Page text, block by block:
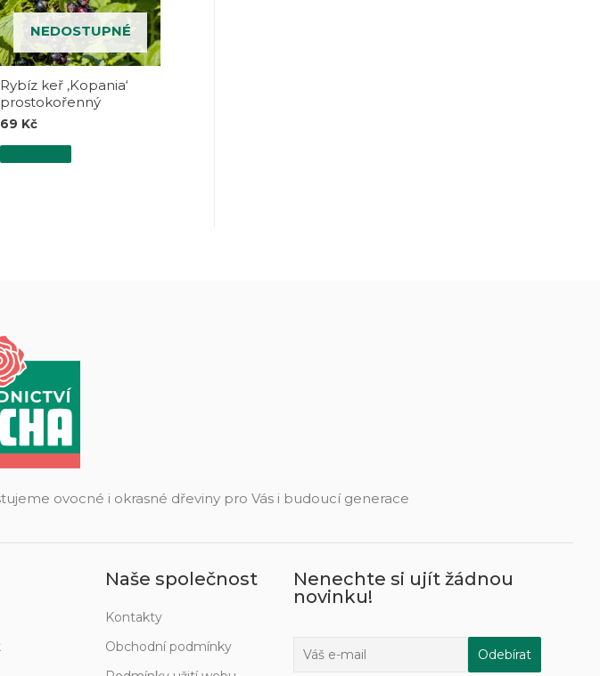
NEDOSTUPNÉ
Rybíz keř ‚Kopania‘
prostokořenný
69 Kč
ovocné i okrasné dřeviny pro Vás i budoucí generace
Naše společnost
Kontakty
Obchodní podmínky
Nenechte si ujít žádnou
novinku!